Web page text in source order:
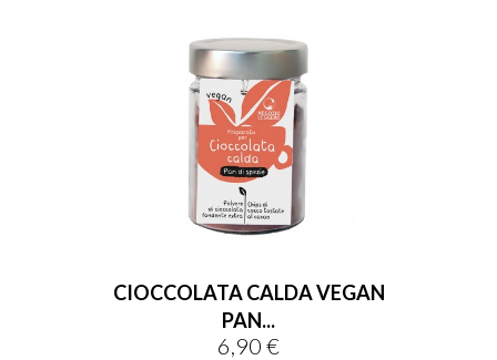
CIOCCOLATA CALDA VEGAN
PAN...
Prezzo
6,90 €